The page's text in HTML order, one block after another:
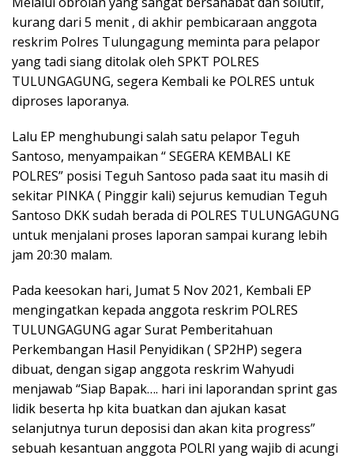
kurang dari 5 menit , di akhir pembicaraan anggota
reskrim Polres Tulungagung meminta para pelapor
yang tadi siang ditolak oleh SPKT POLRES
TULUNGAGUNG, segera Kembali ke POLRES untuk
diproses laporanya.
Lalu EP menghubungi salah satu pelapor Teguh
Santoso, menyampaikan “ SEGERA KEMBALI KE
POLRES” posisi Teguh Santoso pada saat itu masih di
sekitar PINKA ( Pinggir kali) sejurus kemudian Teguh
Santoso DKK sudah berada di POLRES TULUNGAGUNG
untuk menjalani proses laporan sampai kurang lebih
jam 20:30 malam.
Pada keesokan hari, Jumat 5 Nov 2021, Kembali EP
mengingatkan kepada anggota reskrim POLRES
TULUNGAGUNG agar Surat Pemberitahuan
Perkembangan Hasil Penyidikan ( SP2HP) segera
dibuat, dengan sigap anggota reskrim Wahyudi
menjawab “Siap Bapak…. hari ini laporandan sprint gas
lidik beserta hp kita buatkan dan ajukan kasat
selanjutnya turun deposisi dan akan kita progress”
sebuah kesantuan anggota POLRI yang wajib di acungi